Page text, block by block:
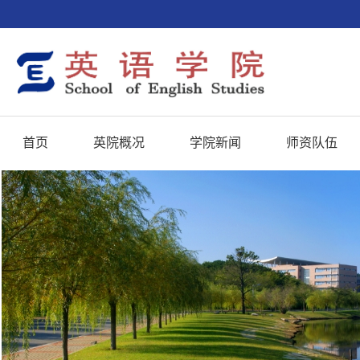
首页 英院概况 学院新闻 师资队伍